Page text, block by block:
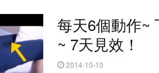
每天6個動作~
~ 7天見效！
2014-10-10